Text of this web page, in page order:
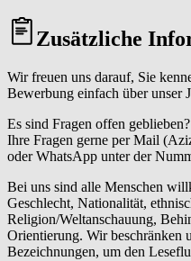
Zusätzliche
Wir freuen uns darauf, Sie
Bewerbung einfach über unser
Es sind Fragen offen
Ihre Fragen gerne per Mail
oder WhatsApp unter der
Bei uns sind alle Menschen
Geschlecht, Nationalität,
Religion/Weltanschauung,
Orientierung. Wir beschränken
Bezeichnungen, um den